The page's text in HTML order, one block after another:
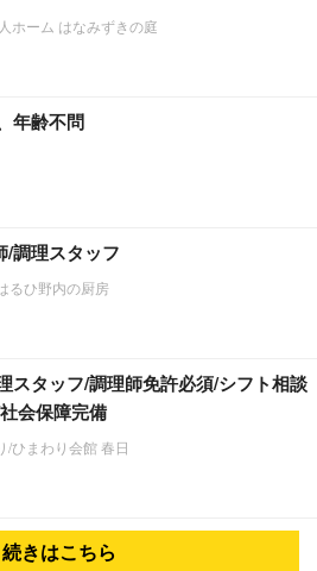
ホーム はなみずきの庭
年齢不問
/調理スタッフ
るひ野内の厨房
スタッフ/調理師免許必須/シフト相談
会保障完備
/ひまわり会館 春日
続きはこちら